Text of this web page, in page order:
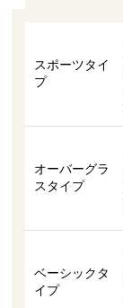
スポーツタイ
プ
オーバーグラ
スタイプ
ベーシックタ
イプ